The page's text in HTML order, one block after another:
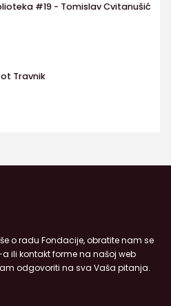
#19 - Tomislav Cvitanušić
Travnik
o radu Fondacije, obratite nam se
ili kontakt forme na našoj web
odgovoriti na sva Vaša pitanja.